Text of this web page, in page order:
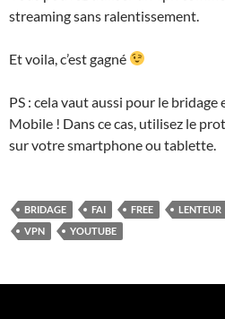
streaming sans ralentissement.
Et voila, c’est gagné
PS : cela vaut aussi pour le bridage
Mobile ! Dans ce cas, utilisez le
sur votre smartphone ou tablette.
BRIDAGE FAI FREE LENTEUR
VPN
YOUTUBE